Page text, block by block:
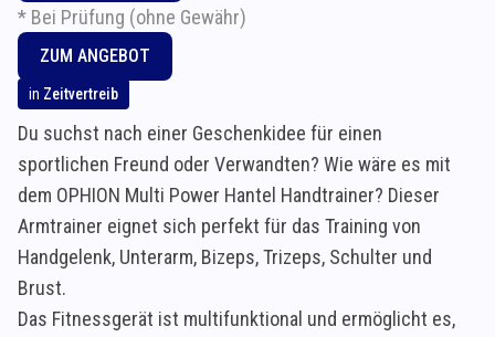
* Bei Prüfung (ohne Gewähr)
ZUM ANGEBOT
in Zeitvertreib
Du suchst nach einer Geschenkidee für einen
sportlichen Freund oder Verwandten? Wie wäre es mit
dem OPHION Multi Power Hantel Handtrainer? Dieser
Armtrainer eignet sich perfekt für das Training von
Handgelenk, Unterarm, Bizeps, Trizeps, Schulter und
Brust.
Das Fitnessgerät ist multifunktional und ermöglicht es,